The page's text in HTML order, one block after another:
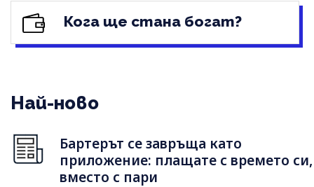
Кога ще стана богат?
Най-ново
Бартерът се завръща като
приложение: плащате с времето си,
вместо с пари